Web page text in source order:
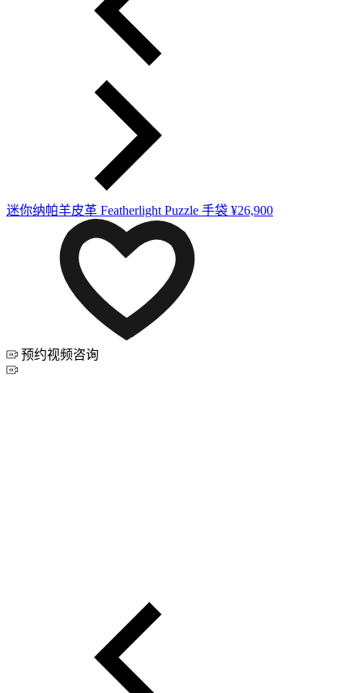
迷你纳帕羊皮革 Featherlight Puzzle 手袋 ¥26,900
预约视频咨询